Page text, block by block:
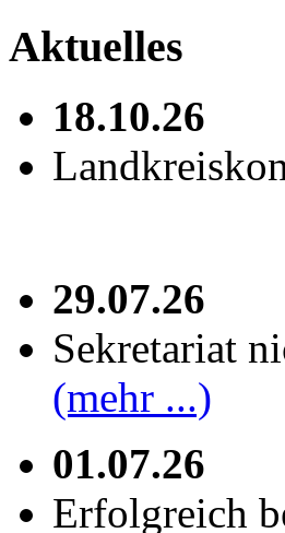
Aktuelles
18.10.26
29.07.26
Sekretariat
(mehr ...)
01.07.26
Erfolgreich